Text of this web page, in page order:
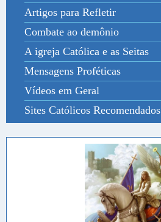
Artigos para Refletir
Combate ao demônio
A igreja Católica e as Seitas
Mensagens Proféticas
Vídeos em Geral
Sites Católicos Recomendados